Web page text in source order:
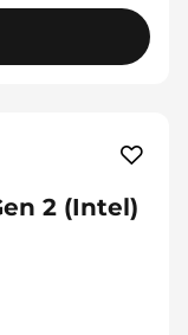
2 (Intel)